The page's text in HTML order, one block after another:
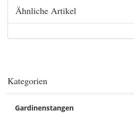
Ähnliche Artikel
Kategorien
Gardinenstangen